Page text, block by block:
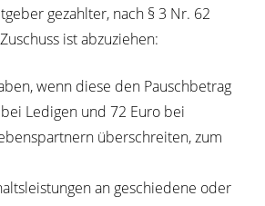
gezahlter, nach § 3 Nr. 62
ist abzuziehen:
wenn diese den Pauschbetrag
Ledigen und 72 Euro bei
überschreiten, zum
an geschiedene oder